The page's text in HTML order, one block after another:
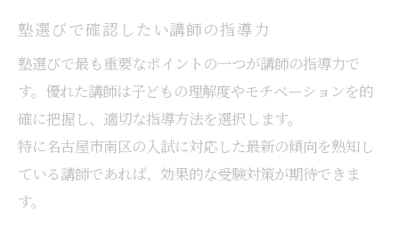
塾選びで確認したい講師の指導力
塾選びで最も重要なポイントの一つが講師の指導力で
す。優れた講師は子どもの理解度やモチベーションを的
確に把握し、適切な指導方法を選択します。
特に名古屋市南区の入試に対応した最新の傾向を熟知し
ている講師であれば、効果的な受験対策が期待できま
す。